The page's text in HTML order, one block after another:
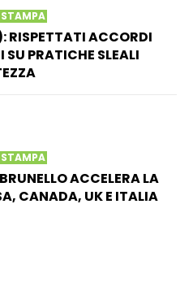
RISPETTATI ACCORDI
PRATICHE SLEALI
ACCELERA LA
CANADA, UK E ITALIA